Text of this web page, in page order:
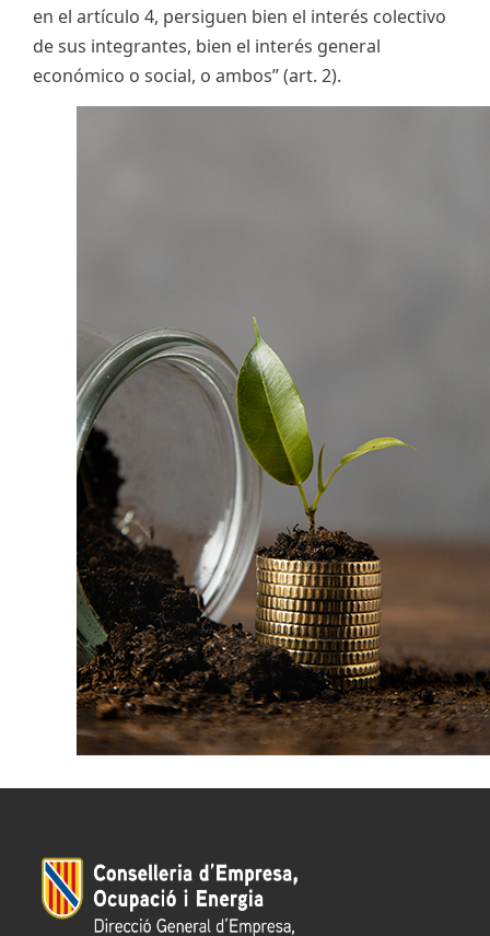
en el artículo 4, persiguen bien el interés colectivo
de sus integrantes, bien el interés general
económico o social, o ambos” (art. 2).